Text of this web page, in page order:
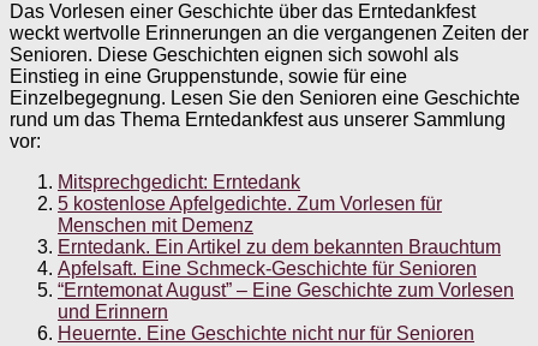
Das Vorlesen einer Geschichte über das Erntedankfest
weckt wertvolle Erinnerungen an die vergangenen Zeiten der
Senioren. Diese Geschichten eignen sich sowohl als
Einstieg in eine Gruppenstunde, sowie für eine
Einzelbegegnung. Lesen Sie den Senioren eine Geschichte
rund um das Thema Erntedankfest aus unserer Sammlung
vor:
Mitsprechgedicht: Erntedank
5 kostenlose Apfelgedichte. Zum Vorlesen für
Menschen mit Demenz
Erntedank. Ein Artikel zu dem bekannten Brauchtum
Apfelsaft. Eine Schmeck-Geschichte für Senioren
“Erntemonat August” – Eine Geschichte zum Vorlesen
und Erinnern
Heuernte. Eine Geschichte nicht nur für Senioren